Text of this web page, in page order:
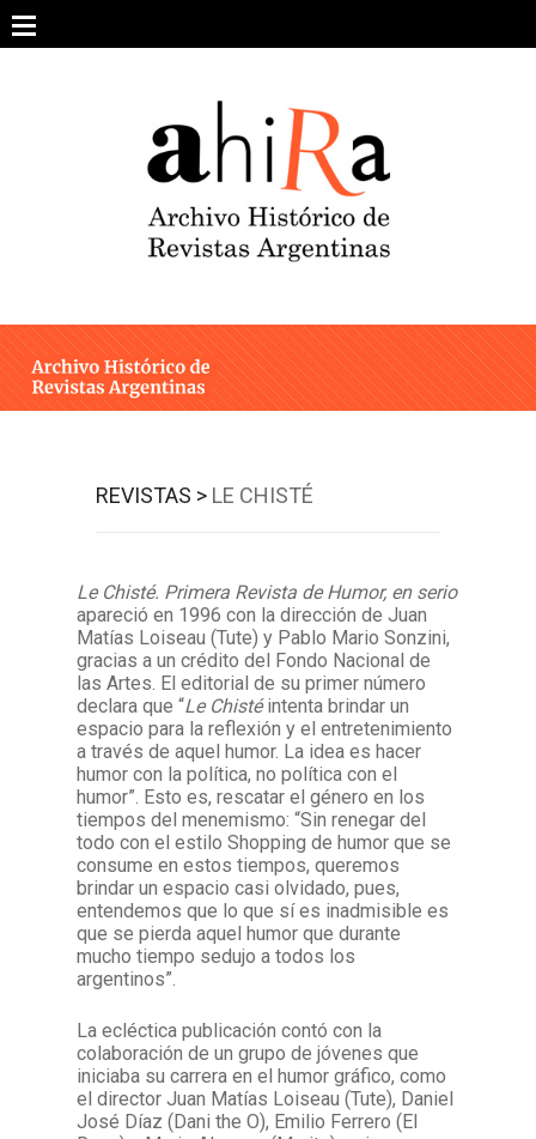
content
ARCHIVO DE REVISTAS
ESTUDIOS CRÍTICOS
INTEGRANTES
Facebook
Instagram
Twitter
Mail
REVISTAS > LE CHISTÉ
Le Chisté. Primera Revista de Humor, en serio
apareció en 1996 con la dirección de Juan
Matías Loiseau (Tute) y Pablo Mario Sonzini,
gracias a un crédito del Fondo Nacional de
las Artes. El editorial de su primer número
declara que “Le Chistéintenta brindar un
espacio para la reflexión y el entretenimiento
a través de aquel humor. La idea es hacer
humor con la política, no política con el
humor”. Esto es, rescatar el género en los
tiempos del menemismo: “Sin renegar del
todo con el estilo Shopping de humor que se
consume en estos tiempos, queremos
brindar un espacio casi olvidado, pues,
entendemos que lo que sí es inadmisible es
que se pierda aquel humor que durante
mucho tiempo sedujo a todos los
argentinos”.
La ecléctica publicación contó con la
colaboración de un grupo de jóvenes que
iniciaba su carrera en el humor gráfico, como
el director Juan Matías Loiseau (Tute), Daniel
José Díaz (Dani the O), Emilio Ferrero (El